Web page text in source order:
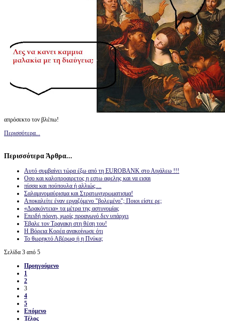
απρόσεκτο τον βλέπω!
Περισσότερα...
Περισσότερα Άρθρα...
Αυτό συμβαίνει τώρα έξω από τη EUROBANK στο Αιγάλεω !!!
Οσο και καλοπροαιρετος η εστω αφελης και να εισαι
πίσσα και πούπουλα ή αλλιώς....
Σαλαμινομαύρισμα και Στρατωνιχρωματισμα!
Αποκαλείτε έναν εργαζόμενο "βολεμένο"; Ποιοι είστε ρε;
«Δρακόντεια» τα μέτρα της αστυνομίας
Επειδή πόρνη, χωρίς προαγωγό δεν υπάρχει
Έβαλε τον Τραγακη στη θέση του!
Η Βόρεια Κορέα ανακοίνωσε ότι
Το θωρηκτό Αβέρωφ ή η Πνύκα;
Σελίδα 3 από 5
Προηγούμενο
1
2
3
4
5
Επόμενο
Τέλος